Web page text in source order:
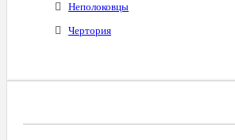
Неполоковцы
Чертория